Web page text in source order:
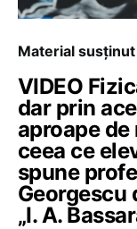
Material susținut
VIDEO
dar prin
aproape de
ceea ce
spune
Georgescu
„I. A.